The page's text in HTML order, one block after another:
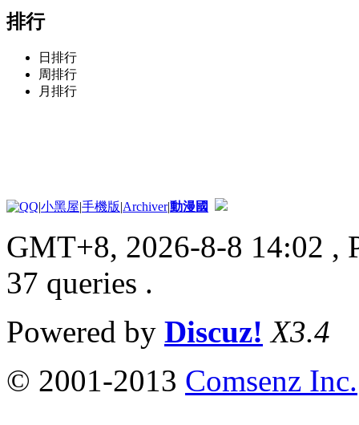
排行
日排行
周排行
月排行
|小黑屋|手機版|Archiver|動漫國
GMT+8, 2026-8-8 14:02 ,
37 queries .
Powered by Discuz! X3.4
© 2001-2013 Comsenz Inc.